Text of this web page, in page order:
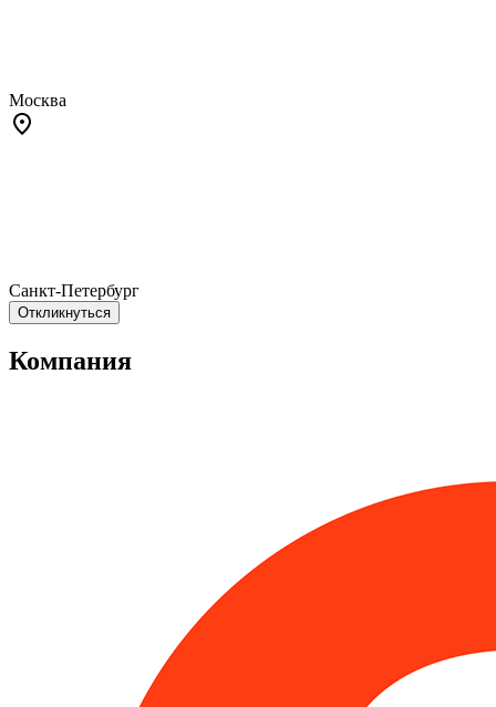
Москва
Санкт-Петербург
Откликнуться
Компания